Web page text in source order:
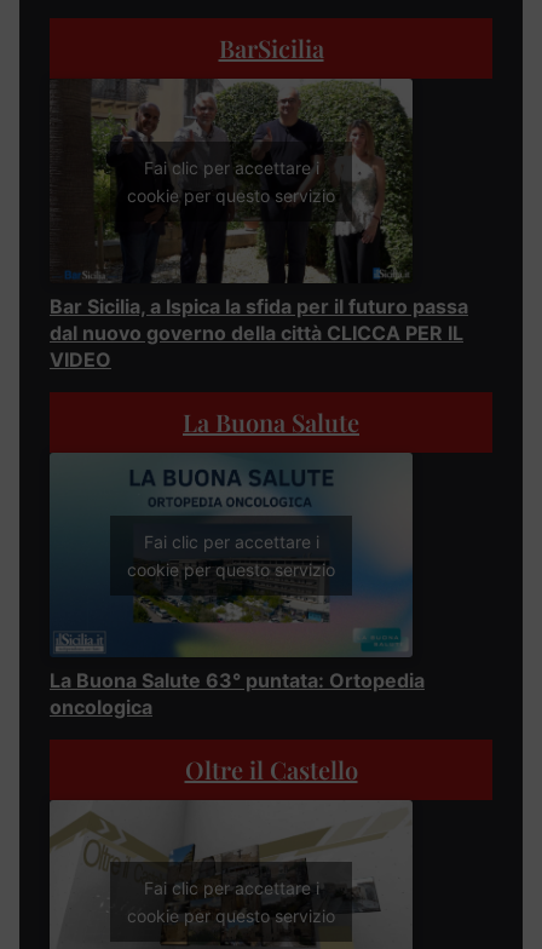
BarSicilia
Fai clic per accettare i
cookie per questo servizio
Bar Sicilia, a Ispica la sfida per il futuro passa
dal nuovo governo della città CLICCA PER IL
VIDEO
La Buona Salute
Fai clic per accettare i
cookie per questo servizio
La Buona Salute 63° puntata: Ortopedia
oncologica
Oltre il Castello
Fai clic per accettare i
cookie per questo servizio